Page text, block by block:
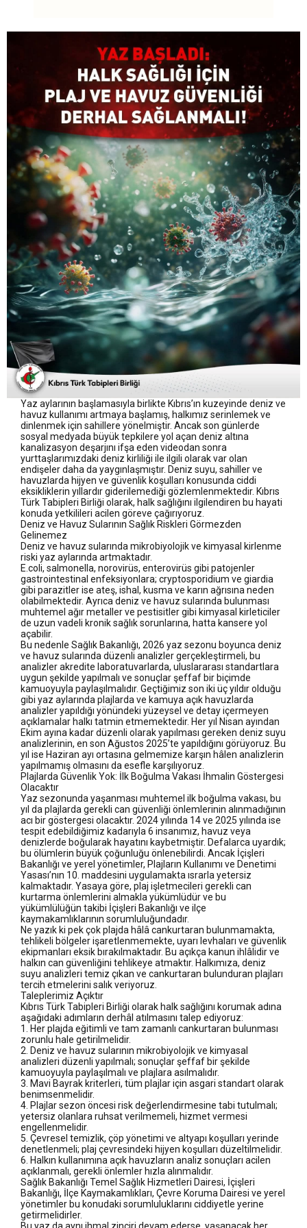
Yaz aylarının başlamasıyla birlikte Kıbrıs’ın kuzeyinde deniz ve
havuz kullanımı artmaya başlamış, halkımız serinlemek ve
dinlenmek için sahillere yönelmiştir. Ancak son günlerde
sosyal medyada büyük tepkilere yol açan deniz altına
kanalizasyon deşarjını ifşa eden videodan sonra
yurttaşlarımızdaki deniz kirliliği ile ilgili olarak var olan
endişeler daha da yaygınlaşmıştır. Deniz suyu, sahiller ve
havuzlarda hijyen ve güvenlik koşulları konusunda ciddi
eksikliklerin yıllardır giderilemediği gözlemlenmektedir. Kıbrıs
Türk Tabipleri Birliği olarak, halk sağlığını ilgilendiren bu hayati
konuda yetkilileri acilen göreve çağırıyoruz.
Deniz ve Havuz Sularının Sağlık Riskleri Görmezden
Gelinemez
Deniz ve havuz sularında mikrobiyolojik ve kimyasal kirlenme
riski yaz aylarında artmaktadır.
E.coli, salmonella, norovirüs, enterovirüs gibi patojenler
gastrointestinal enfeksiyonlara; cryptosporidium ve giardia
gibi parazitler ise ateş, ishal, kusma ve karın ağrısına neden
olabilmektedir. Ayrıca deniz ve havuz sularında bulunması
muhtemel ağır metaller ve pestisitler gibi kimyasal kirleticiler
de uzun vadeli kronik sağlık sorunlarına, hatta kansere yol
açabilir.
Bu nedenle Sağlık Bakanlığı, 2026 yaz sezonu boyunca deniz
ve havuz sularında düzenli analizler gerçekleştirmeli, bu
analizler akredite laboratuvarlarda, uluslararası standartlara
uygun şekilde yapılmalı ve sonuçlar şeffaf bir biçimde
kamuoyuyla paylaşılmalıdır. Geçtiğimiz son iki üç yıldır olduğu
gibi yaz aylarında plajlarda ve kamuya açık havuzlarda
analizler yapıldığı yönündeki yüzeysel ve detay içermeyen
açıklamalar halkı tatmin etmemektedir. Her yıl Nisan ayından
Ekim ayına kadar düzenli olarak yapılması gereken deniz suyu
analizlerinin, en son Ağustos 2025’te yapıldığını görüyoruz. Bu
yıl ise Haziran ayı ortasına gelmemize karşın hâlen analizlerin
yapılmamış olmasını da esefle karşılıyoruz.
Plajlarda Güvenlik Yok: İlk Boğulma Vakası İhmalin Göstergesi
Olacaktır
Yaz sezonunda yaşanması muhtemel ilk boğulma vakası, bu
yıl da plajlarda gerekli can güvenliği önlemlerinin alınmadığının
acı bir göstergesi olacaktır. 2024 yılında 14 ve 2025 yılında ise
tespit edebildiğimiz kadarıyla 6 insanımız, havuz veya
denizlerde boğularak hayatını kaybetmiştir. Defalarca uyardık;
bu ölümlerin büyük çoğunluğu önlenebilirdi. Ancak İçişleri
Bakanlığı ve yerel yönetimler, Plajların Kullanımı ve Denetimi
Yasası’nın 10. maddesini uygulamakta ısrarla yetersiz
kalmaktadır. Yasaya göre, plaj işletmecileri gerekli can
kurtarma önlemlerini almakla yükümlüdür ve bu
yükümlülüğün takibi İçişleri Bakanlığı ve ilçe
kaymakamlıklarının sorumluluğundadır.
Ne yazık ki pek çok plajda hâlâ cankurtaran bulunmamakta,
tehlikeli bölgeler işaretlenmemekte, uyarı levhaları ve güvenlik
ekipmanları eksik bırakılmaktadır. Bu açıkça kanun ihlâlidir ve
halkın can güvenliğini tehlikeye atmaktır. Halkımıza, deniz
suyu analizleri temiz çıkan ve cankurtaran bulunduran plajları
tercih etmelerini salık veriyoruz.
Taleplerimiz Açıktır
Kıbrıs Türk Tabipleri Birliği olarak halk sağlığını korumak adına
aşağıdaki adımların derhâl atılmasını talep ediyoruz:
1. Her plajda eğitimli ve tam zamanlı cankurtaran bulunması
zorunlu hale getirilmelidir.
2. Deniz ve havuz sularının mikrobiyolojik ve kimyasal
analizleri düzenli yapılmalı; sonuçlar şeffaf bir şekilde
kamuoyuyla paylaşılmalı ve plajlara asılmalıdır.
3. Mavi Bayrak kriterleri, tüm plajlar için asgari standart olarak
benimsenmelidir.
4. Plajlar sezon öncesi risk değerlendirmesine tabi tutulmalı;
yetersiz olanlara ruhsat verilmemeli, hizmet vermesi
engellenmelidir.
5. Çevresel temizlik, çöp yönetimi ve altyapı koşulları yerinde
denetlenmeli; plaj çevresindeki hijyen koşulları düzeltilmelidir.
6. Halkın kullanımına açık havuzların analiz sonuçları acilen
açıklanmalı, gerekli önlemler hızla alınmalıdır.
Sağlık Bakanlığı Temel Sağlık Hizmetleri Dairesi, İçişleri
Bakanlığı, İlçe Kaymakamlıkları, Çevre Koruma Dairesi ve yerel
yönetimler bu konudaki sorumluluklarını ciddiyetle yerine
getirmelidirler.